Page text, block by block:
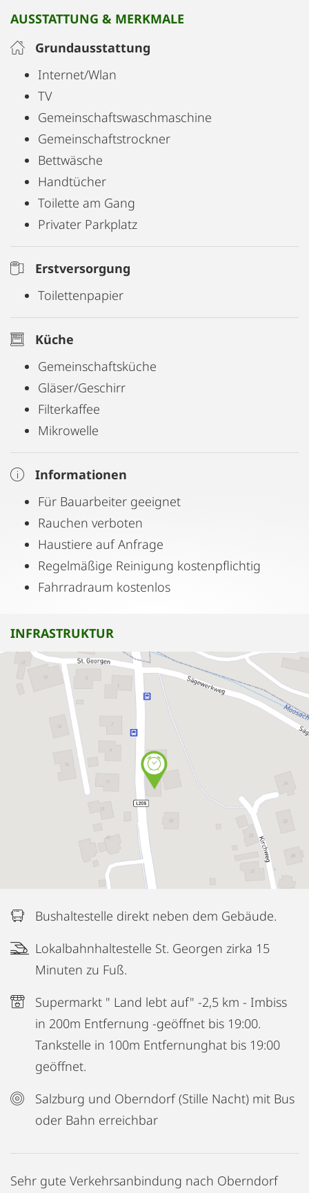
AUSSTATTUNG & MERKMALE
Grundausstattung
Internet/Wlan
TV
Gemeinschaftswaschmaschine
Gemeinschaftstrockner
Bettwäsche
Handtücher
Toilette am Gang
Privater Parkplatz
Erstversorgung
Toilettenpapier
Küche
Gemeinschaftsküche
Gläser/Geschirr
Filterkaffee
Mikrowelle
Informationen
Für Bauarbeiter geeignet
Rauchen verboten
Haustiere auf Anfrage
Regelmäßige Reinigung kostenpflichtig
Fahrradraum kostenlos
INFRASTRUKTUR
Bushaltestelle direkt neben dem Gebäude.
Lokalbahnhaltestelle St. Georgen zirka 15
Minuten zu Fuß.
Supermarkt " Land lebt auf" -2,5 km - Imbiss
in 200m Entfernung -geöffnet bis 19:00.
Tankstelle in 100m Entfernunghat bis 19:00
geöffnet.
Salzburg und Oberndorf (Stille Nacht) mit Bus
oder Bahn erreichbar
Sehr gute Verkehrsanbindung nach Oberndorf